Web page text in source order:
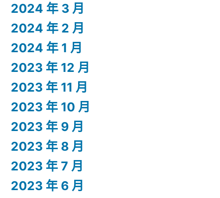
2024 年 3 月
2024 年 2 月
2024 年 1 月
2023 年 12 月
2023 年 11 月
2023 年 10 月
2023 年 9 月
2023 年 8 月
2023 年 7 月
2023 年 6 月